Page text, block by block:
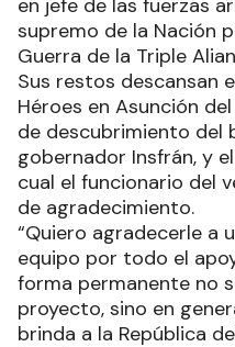
supremo de la Nación
Guerra de la Triple
Sus restos descansan
Héroes en Asunción
de descubrimiento del
gobernador Insfrán, y
cual el funcionario del
de agradecimiento.
“Quiero agradecerle a
equipo por todo el
forma permanente no
proyecto, sino en
brinda a la República